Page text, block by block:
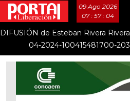
09 Ago 2026
07 : 57 : 05
DIFUSIÓN de Esteban Rivera Rivera
04-2024-100415481700-203